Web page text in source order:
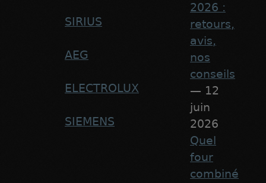
SIRIUS
AEG
ELECTROLUX
SIEMENS
2026 :
retours,
avis,
nos
conseils
— 12
juin
2026
Quel
four
combiné